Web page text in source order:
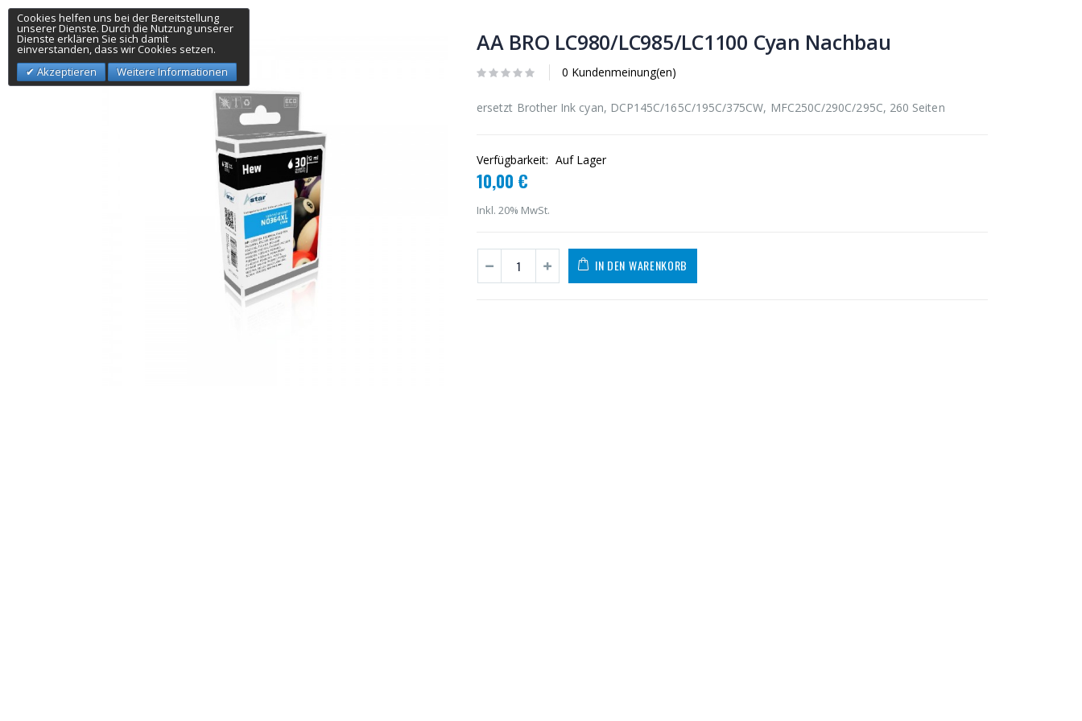
AA BRO LC980/LC985/LC1100 Cyan Nachbau
0 Kundenmeinung(en)
ersetzt Brother Ink cyan, DCP145C/165C/195C/375CW, MFC250C/290C/295C, 260 Seiten
Verfügbarkeit: Auf Lager
10,00 €
Inkl. 20% MwSt.
IN DEN WARENKORB
Cookies helfen uns bei der Bereitstellung
unserer Dienste. Durch die Nutzung unserer
Dienste erklären Sie sich damit
einverstanden, dass wir Cookies setzen.
Akzeptieren
Weitere Informationen